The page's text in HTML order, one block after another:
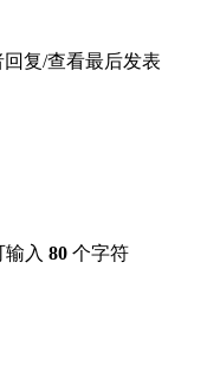
回复/查看最后发表
输入80 个字符